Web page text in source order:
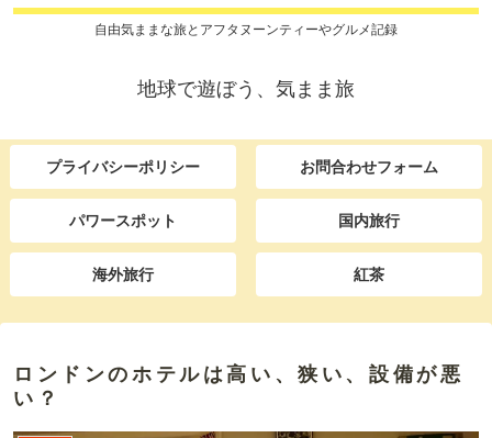
自由気ままな旅とアフタヌーンティーやグルメ記録
地球で遊ぼう、気まま旅
プライバシーポリシー お問合わせフォーム
パワースポット 国内旅行
海外旅行 紅茶
ロンドンのホテルは高い、狭い、設備が悪
い？